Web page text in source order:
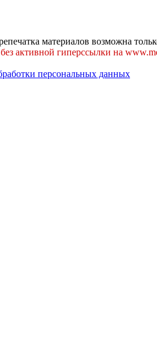
материалов возможна
активной гиперссылки на
персональных данных